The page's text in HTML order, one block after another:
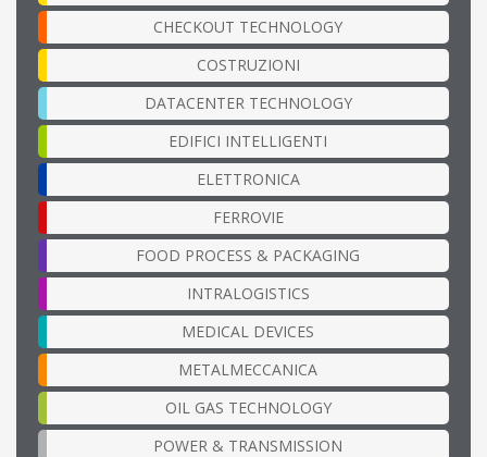
CHECKOUT TECHNOLOGY
COSTRUZIONI
DATACENTER TECHNOLOGY
EDIFICI INTELLIGENTI
ELETTRONICA
FERROVIE
FOOD PROCESS & PACKAGING
INTRALOGISTICS
MEDICAL DEVICES
METALMECCANICA
OIL GAS TECHNOLOGY
POWER & TRANSMISSION